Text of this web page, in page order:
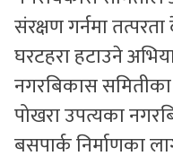
संरक्षण गर्नमा
घरटहरा हटाउने
नगरबिकास
पोखरा उपत्यका
बसपार्क निर्माणका